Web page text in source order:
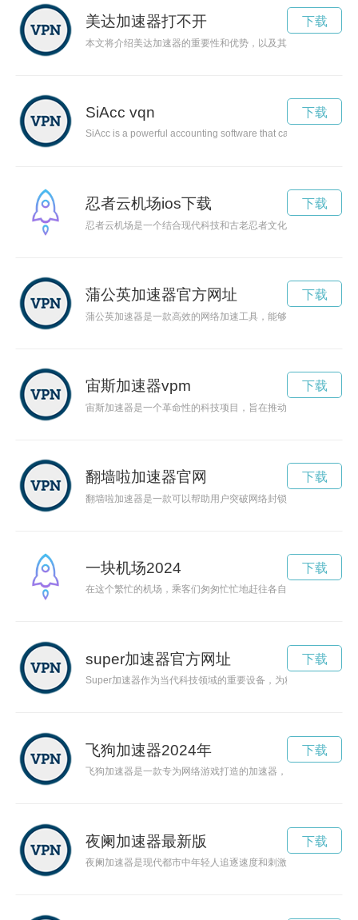
美达加速器打不开
本文将介绍美达加速器的重要性和优势，以及其对企业创新升
下载
SiAcc vqn
SiAcc is a powerful accounting software that can streamline
下载
忍者云机场ios下载
忍者云机场是一个结合现代科技和古老忍者文化的独特概念。
下载
蒲公英加速器官方网址
蒲公英加速器是一款高效的网络加速工具，能够帮助用户畅游
下载
宙斯加速器vpm
宙斯加速器是一个革命性的科技项目，旨在推动人工智能和量
下载
翻墙啦加速器官网
翻墙啦加速器是一款可以帮助用户突破网络封锁、提高网络访
下载
一块机场2024
在这个繁忙的机场，乘客们匆匆忙忙地赶往各自的登机口，航
下载
super加速器官方网址
Super加速器作为当代科技领域的重要设备，为粒子物理学的研
下载
飞狗加速器2024年
飞狗加速器是一款专为网络游戏打造的加速器，通过优化网络
下载
夜阑加速器最新版
夜阑加速器是现代都市中年轻人追逐速度和刺激的代名词，纵
下载